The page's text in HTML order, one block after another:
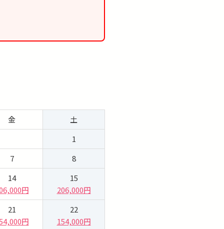
金
土
1
7
8
14
円
15
206,000円
21
円
22
154,000円